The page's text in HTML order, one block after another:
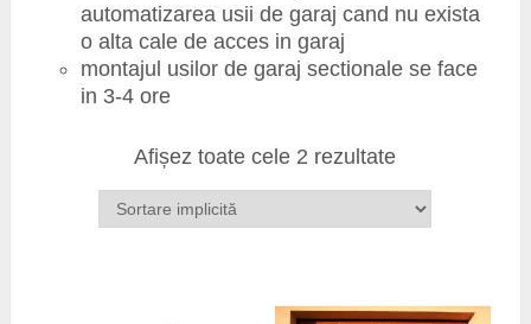
automatizarea usii de garaj cand nu exista
o alta cale de acces in garaj
montajul usilor de garaj sectionale se face
in 3-4 ore
Afișez toate cele 2 rezultate